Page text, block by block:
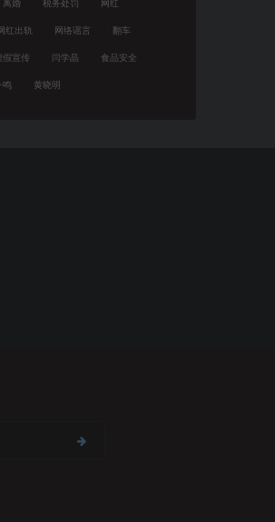
离婚 税务处罚 网红
红出轨 网络谣言 翻车
假宣传 闫学晶 食品安全
鸣 黄晓明